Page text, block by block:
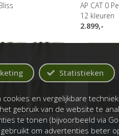
6 kleuren
AP CAT 0
12 kleuren
2.899,-
Bekijk
Statistieken
cookies en vergelijkbare
gebruik van de website te
te tonen (bijvoorbeeld via
om advertenties beter